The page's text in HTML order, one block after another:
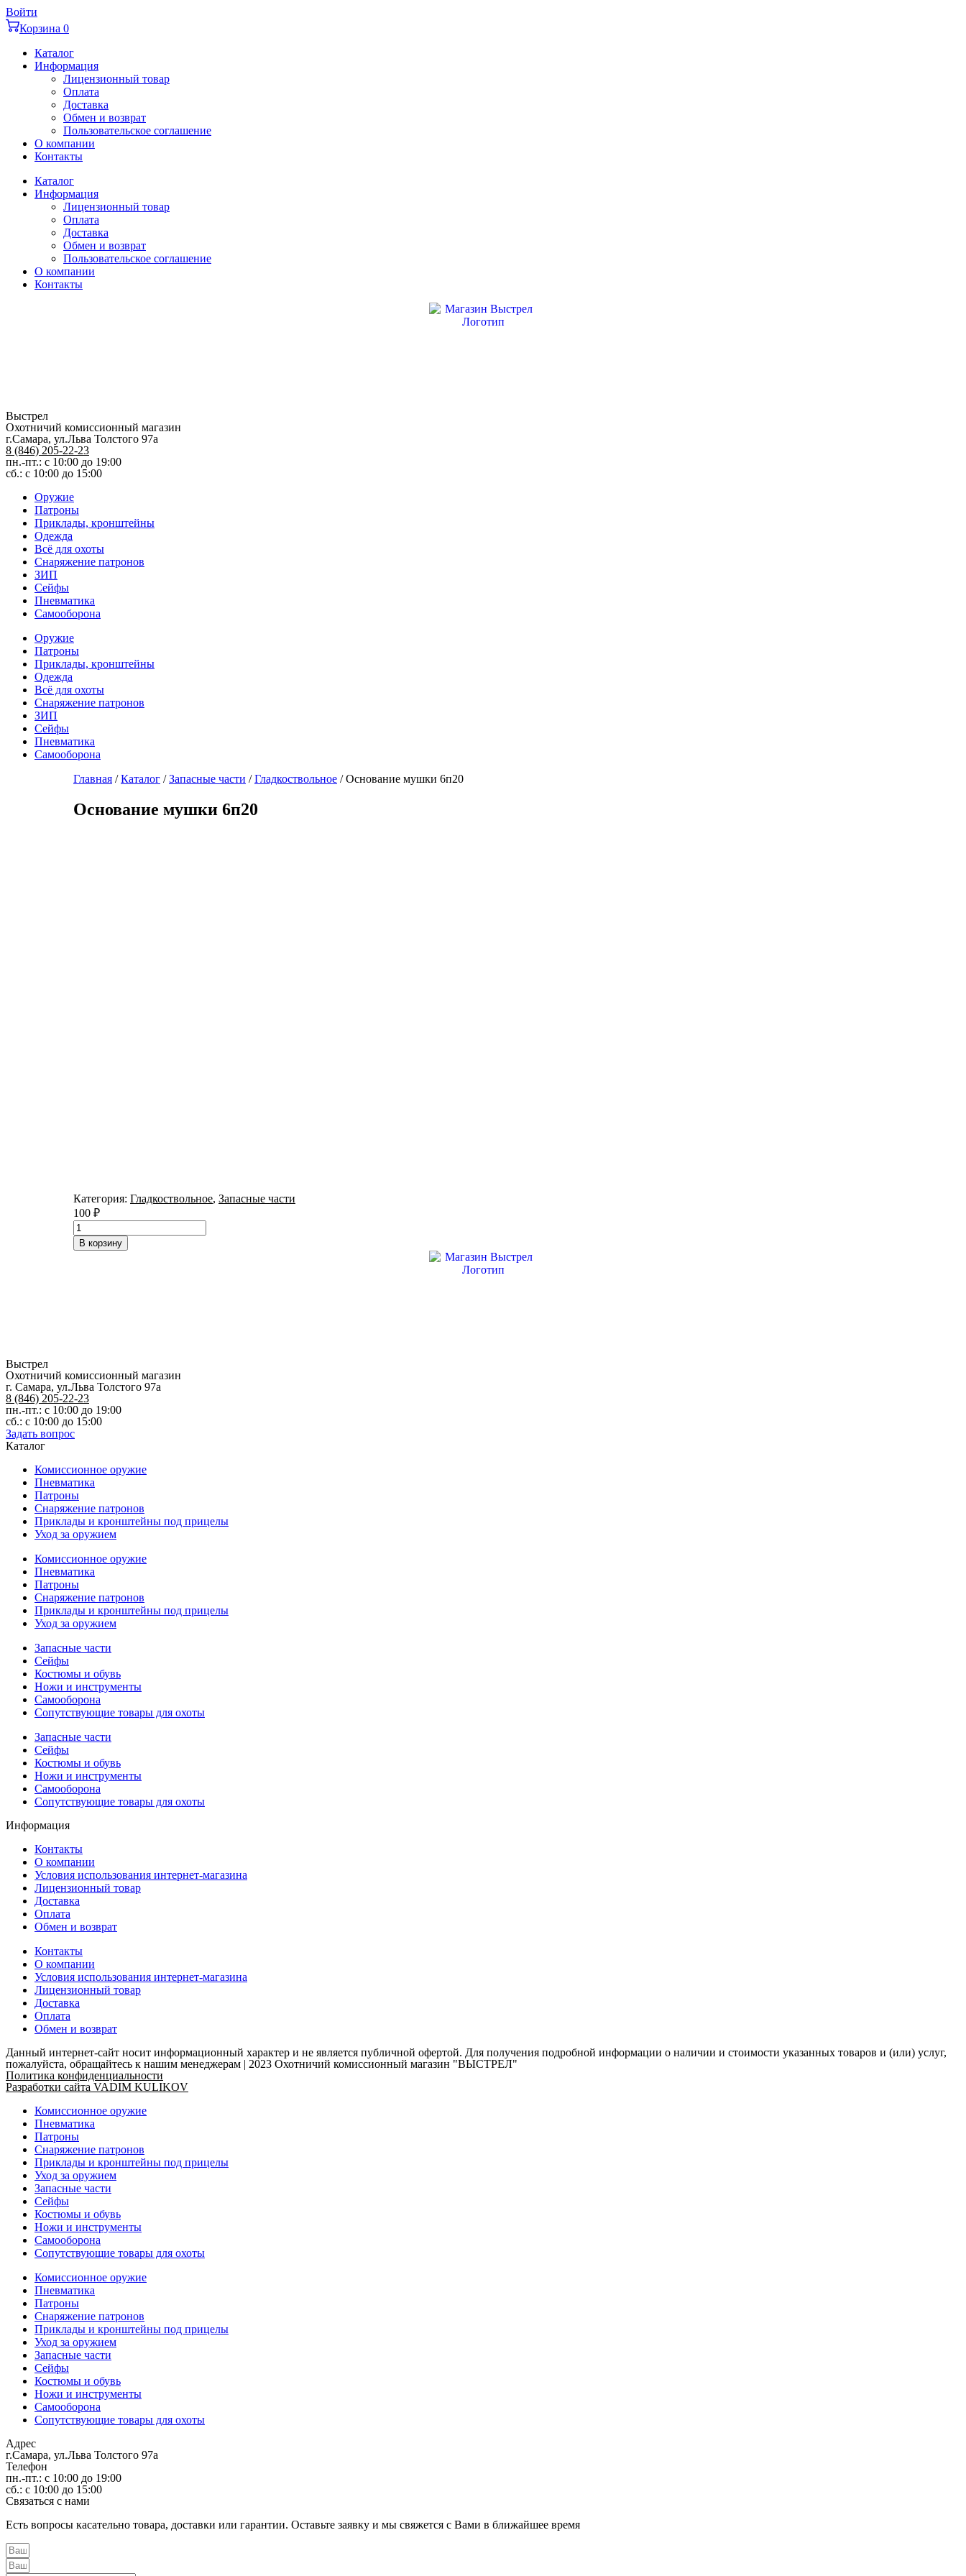
Перейти
к
содержимому
Войти
Корзина 0
Каталог
Информация
Лицензионный товар
Оплата
Доставка
Обмен и возврат
Пользовательское соглашение
О компании
Контакты
Каталог
Информация
Лицензионный товар
Оплата
Доставка
Обмен и возврат
Пользовательское соглашение
О компании
Контакты
Выстрел
Охотничий комиссионный магазин
г.Самара, ул.Льва Толстого 97а
8 (846) 205-22-23
пн.-пт.: с 10:00 до 19:00
сб.: с 10:00 до 15:00
Оружие
Патроны
Приклады, кронштейны
Одежда
Всё для охоты
Снаряжение патронов
ЗИП
Сейфы
Пневматика
Самооборона
Оружие
Патроны
Приклады, кронштейны
Одежда
Всё для охоты
Снаряжение патронов
ЗИП
Сейфы
Пневматика
Самооборона
Главная /Каталог /Запасные части /Гладкоствольное / Основание мушки 6п20
Основание мушки 6п20
Категория: Гладкоствольное, Запасные части
100 ₽
Количество
товара
Основание
В корзину
Выстрел
Охотничий комиссионный магазин
г. Самара, ул.Льва Толстого 97а
8 (846) 205-22-23
пн.-пт.: с 10:00 до 19:00
сб.: с 10:00 до 15:00
Задать вопрос
Каталог
Комиссионное оружие
Пневматика
Патроны
Снаряжение патронов
Приклады и кронштейны под прицелы
Уход за оружием
Комиссионное оружие
Пневматика
Патроны
Снаряжение патронов
Приклады и кронштейны под прицелы
Уход за оружием
Запасные части
Сейфы
Костюмы и обувь
Ножи и инструменты
Самооборона
Сопутствующие товары для охоты
Запасные части
Сейфы
Костюмы и обувь
Ножи и инструменты
Самооборона
Сопутствующие товары для охоты
Информация
Контакты
О компании
Условия использования интернет-магазина
Лицензионный товар
Доставка
Оплата
Обмен и возврат
Контакты
О компании
Условия использования интернет-магазина
Лицензионный товар
Доставка
Оплата
Обмен и возврат
Данный интернет-сайт носит информационный характер и не является публичной офертой. Для получения подробной информации о наличии и стоимости указанных товаров и (или) услуг,
пожалуйста, обращайтесь к нашим менеджерам | 2023 Охотничий комиссионный магазин "ВЫСТРЕЛ"
Политика конфиденциальности
Разработки сайта VADIM KULIKOV
Комиссионное оружие
Пневматика
Патроны
Снаряжение патронов
Приклады и кронштейны под прицелы
Уход за оружием
Запасные части
Сейфы
Костюмы и обувь
Ножи и инструменты
Самооборона
Сопутствующие товары для охоты
Комиссионное оружие
Пневматика
Патроны
Снаряжение патронов
Приклады и кронштейны под прицелы
Уход за оружием
Запасные части
Сейфы
Костюмы и обувь
Ножи и инструменты
Самооборона
Сопутствующие товары для охоты
Адрес
г.Самара, ул.Льва Толстого 97а
Телефон
пн.-пт.: с 10:00 до 19:00
сб.: с 10:00 до 15:00
Связаться с нами
Есть вопросы касательно товара, доставки или гарантии. Оставьте заявку и мы свяжется с Вами в ближайшее время